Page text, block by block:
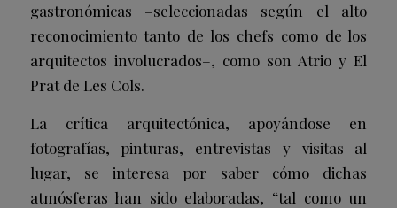
gastronómicas –seleccionadas según el alto
reconocimiento tanto de los chefs como de los
arquitectos involucrados–, como son Atrio y El
Prat de Les Cols.
La crítica arquitectónica, apoyándose en
fotografías, pinturas, entrevistas y visitas al
lugar, se interesa por saber cómo dichas
atmósferas han sido elaboradas, “tal como un